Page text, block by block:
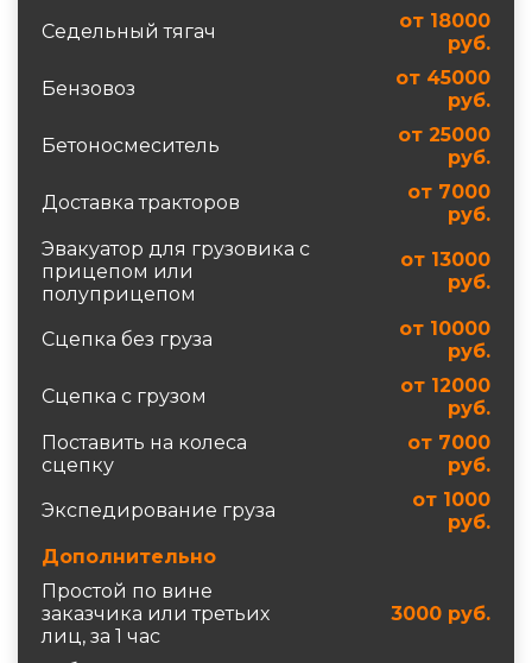
Седельный тягач
от 18000
руб.
Бензовоз
от 45000
руб.
Бетоносмеситель
от 25000
руб.
Доставка тракторов
от 7000
руб.
Эвакуатор для грузовика c
прицепом или
полуприцепом
от 13000
руб.
Сцепка без груза
от 10000
руб.
Сцепка с грузом
от 12000
руб.
Поставить на колеса
сцепку
от 7000
руб.
Экспедирование груза
от 1000
руб.
Дополнительно
Простой по вине
заказчика или третьих
лиц, за 1 час
3000 руб.